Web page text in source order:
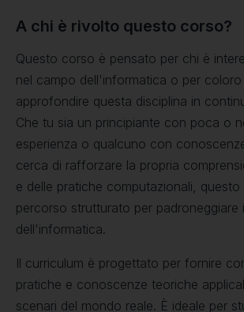
A chi è rivolto questo corso?
Questo corso è pensato per chi è
nel campo dell'informatica o per
approfondire questa disciplina in
Che tu sia un principiante con poca o
esperienza o qualcuno con
cerca di rafforzare la propria
e delle pratiche computazionali,
percorso strutturato per padroneggiare
dell'informatica.
Il curriculum è progettato per fornire
pratiche e conoscenze teoriche
scenari del mondo reale. È ideale per